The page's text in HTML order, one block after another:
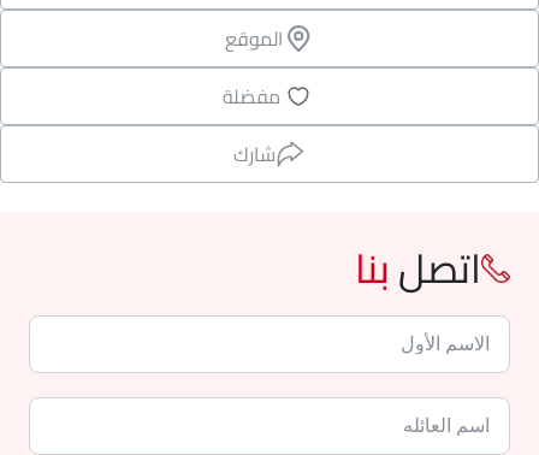
الموقع
مفضلة
شارك
اتصلبنا